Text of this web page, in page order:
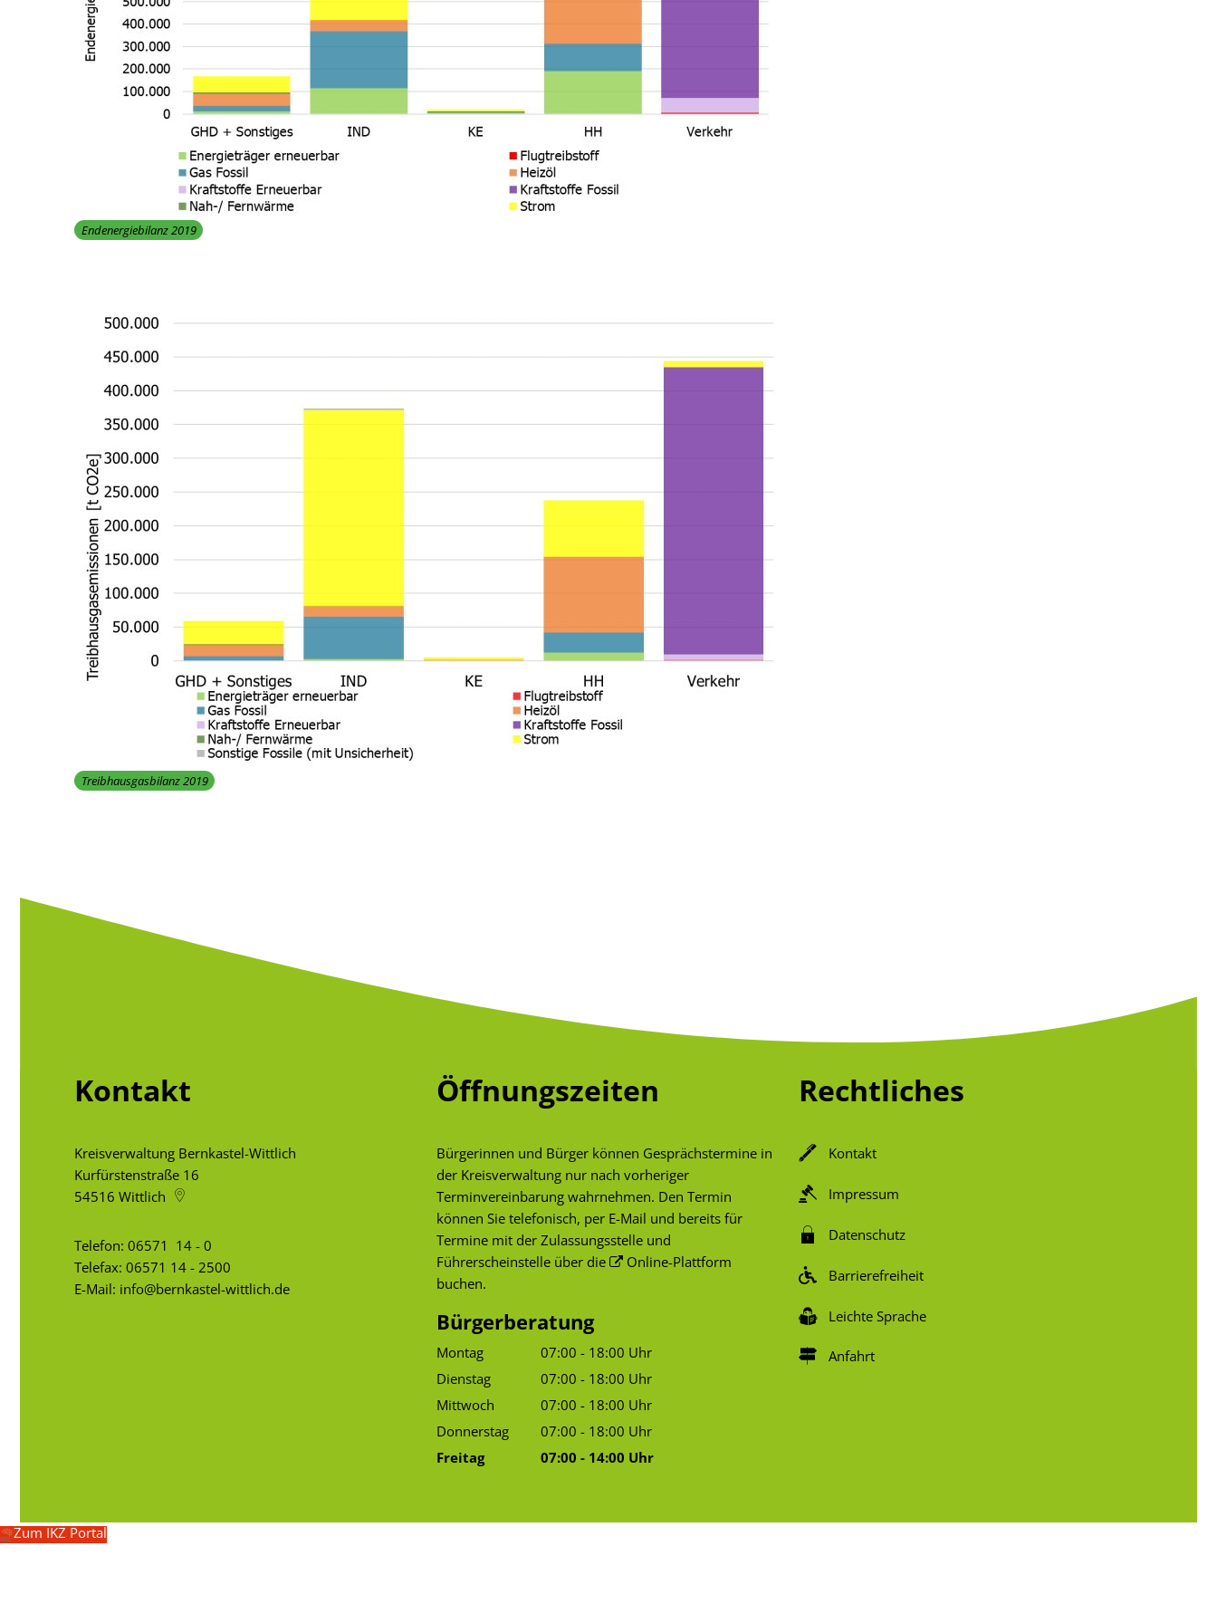
Endenergiebilanz 2019
Treibhausgasbilanz 2019
Kontakt
Kreisverwaltung Bernkastel-Wittlich
Kurfürstenstraße 16
54516 Wittlich
Telefon: 06571 14 - 0
Telefax: 06571 14 - 2500
E-Mail: info@bernkastel-wittlich.de
Öffnungszeiten
Bürgerinnen und Bürger können Gesprächstermine in
der Kreisverwaltung nur nach vorheriger
Terminvereinbarung wahrnehmen. Den Termin
können Sie telefonisch, per E-Mail und bereits für
Termine mit der Zulassungsstelle und
Führerscheinstelle über die
Online-Plattform
buchen.
Bürgerberatung
Montag 07:00 - 18:00 Uhr
Von 07:00 bis 18:00 Uhr
Dienstag 07:00 - 18:00 Uhr
Von 07:00 bis 18:00 Uhr
Mittwoch 07:00 - 18:00 Uhr
Von 07:00 bis 18:00 Uhr
Donnerstag 07:00 - 18:00 Uhr
Von 07:00 bis 18:00 Uhr
Freitag 07:00 - 14:00 Uhr
Rechtliches
Kontakt
Impressum
Datenschutz
Barrierefreiheit
Leichte Sprache
Anfahrt
Zum IKZ Portal